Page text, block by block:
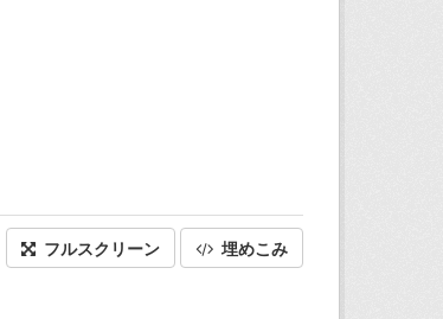
フルスクリーン 埋めこみ